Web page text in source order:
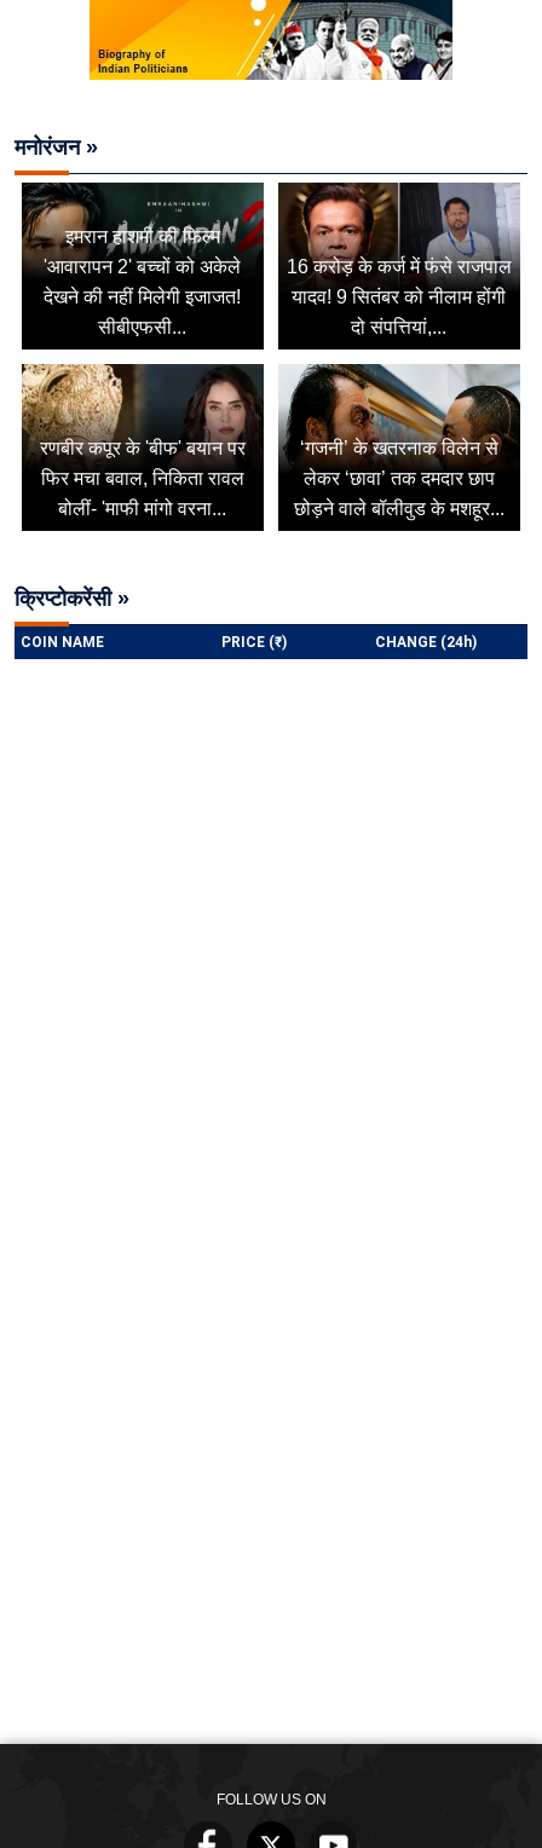
मनोरंजन »
इमरान हाशमी की फिल्म
'आवारापन 2' बच्चों को अकेले
देखने की नहीं मिलेगी इजाजत!
सीबीएफसी...
16 करोड़ के कर्ज में फंसे राजपाल
यादव! 9 सितंबर को नीलाम होंगी
दो संपत्तियां,...
रणबीर कपूर के 'बीफ' बयान पर
फिर मचा बवाल, निकिता रावल
बोलीं- 'माफी मांगो वरना...
‘गजनी’ के खतरनाक विलेन से
लेकर ‘छावा’ तक दमदार छाप
छोड़ने वाले बॉलीवुड के मशहूर...
क्रिप्टोकरेंसी »
FOLLOW US ON